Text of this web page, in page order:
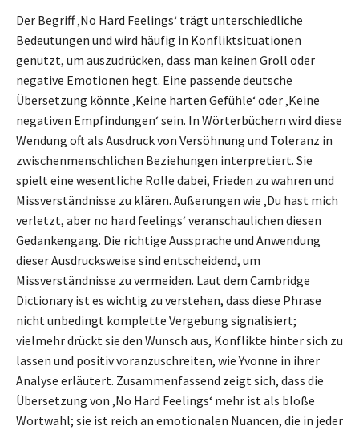
Der Begriff ‚No Hard Feelings‘ trägt unterschiedliche
Bedeutungen und wird häufig in Konfliktsituationen
genutzt, um auszudrücken, dass man keinen Groll oder
negative Emotionen hegt. Eine passende deutsche
Übersetzung könnte ‚Keine harten Gefühle‘ oder ‚Keine
negativen Empfindungen‘ sein. In Wörterbüchern wird diese
Wendung oft als Ausdruck von Versöhnung und Toleranz in
zwischenmenschlichen Beziehungen interpretiert. Sie
spielt eine wesentliche Rolle dabei, Frieden zu wahren und
Missverständnisse zu klären. Äußerungen wie ‚Du hast mich
verletzt, aber no hard feelings‘ veranschaulichen diesen
Gedankengang. Die richtige Aussprache und Anwendung
dieser Ausdrucksweise sind entscheidend, um
Missverständnisse zu vermeiden. Laut dem Cambridge
Dictionary ist es wichtig zu verstehen, dass diese Phrase
nicht unbedingt komplette Vergebung signalisiert;
vielmehr drückt sie den Wunsch aus, Konflikte hinter sich zu
lassen und positiv voranzuschreiten, wie Yvonne in ihrer
Analyse erläutert. Zusammenfassend zeigt sich, dass die
Übersetzung von ‚No Hard Feelings‘ mehr ist als bloße
Wortwahl; sie ist reich an emotionalen Nuancen, die in jeder